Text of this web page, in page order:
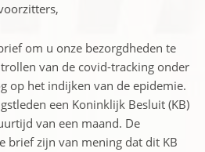
om u onze bezorgdheden te
van de covid-tracking onder
op het indijken van de epidemie.
een Koninklijk Besluit (KB)
van een maand. De
brief zijn van mening dat dit KB